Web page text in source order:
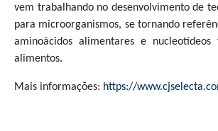
vem trabalhando no desenvolvimento de
para microorganismos, se tornando
aminoácidos alimentares e nucleotídeos
alimentos.
Mais informações: https://